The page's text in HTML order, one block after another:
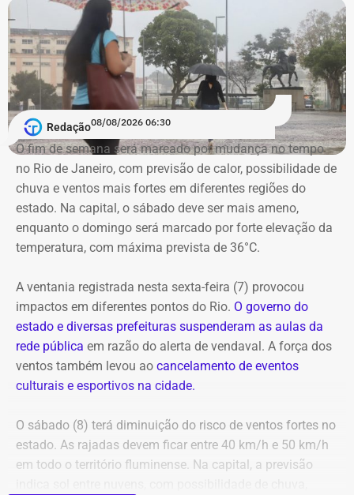
dia de 2017, o novo prefeito exonerou, de uma só tacada,
todos os nomeados por Paes. Inclusive ele.
Mas, ao que tudo indica, o hoje candidato do Novo
gostou da experiência. Em 21 de fevereiro, ele foi de novo
nomeado na prefeitura, dessa vez, na Secretaria
Municipal de Assistência Social e Direitos Humanos.
E com data retroativa: valendo a partir de 1º de janeiro.
Em outubro do mesmo ano, foi a vez de o próprio André
Marinho pedir para sair.
A exoneração, assinada no dia 23, encerrou a passagem
do rapaz pela Prefeitura do Rio.
Redação08/08/2026 06:30
O fim de semana será marcado por mudança no tempo
no Rio de Janeiro, com previsão de calor, possibilidade de
chuva e ventos mais fortes em diferentes regiões do
estado. Na capital, o sábado deve ser mais ameno,
enquanto o domingo será marcado por forte elevação da
temperatura, com máxima prevista de 36°C.
A ventania registrada nesta sexta-feira (7) provocou
impactos em diferentes pontos do Rio. O governo do
estado e diversas prefeituras suspenderam as aulas da
rede pública em razão do alerta de vendaval. A força dos
ventos também levou ao cancelamento de eventos
culturais e esportivos na cidade.
O sábado (8) terá diminuição do risco de ventos fortes no
estado. As rajadas devem ficar entre 40 km/h e 50 km/h
em todo o território fluminense. Na capital, a previsão